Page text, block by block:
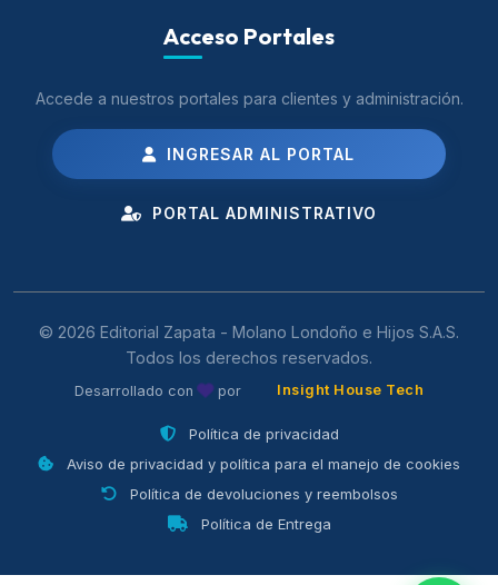
Acceso Portales
Accede a nuestros portales para clientes y administración.
INGRESAR AL PORTAL
PORTAL ADMINISTRATIVO
© 2026 Editorial Zapata - Molano Londoño e Hijos S.A.S.
Todos los derechos reservados.
Desarrollado con por Insight House Tech
Política de privacidad
Aviso de privacidad y política para el manejo de cookies
Política de devoluciones y reembolsos
Política de Entrega